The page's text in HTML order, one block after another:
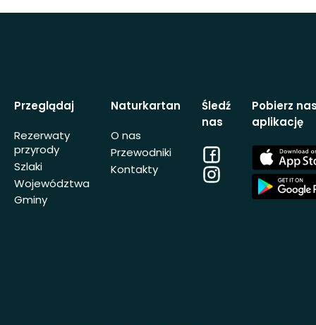
Przeglądaj
Rezerwaty
przyrody
Szlaki
Województwa
Gminy
Naturkartan
O nas
Przewodniki
Kontakty
Śledź
nas
Facebook
Instagram
Pobierz
aplikację
App
Store
App
Store